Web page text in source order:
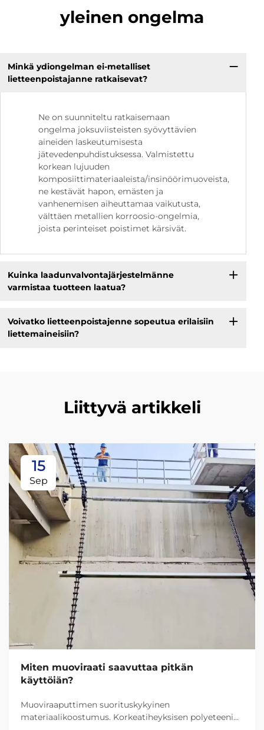
yleinen ongelma
Minkä ydiongelman ei-metalliset
lietteenpoistajanne ratkaisevat?
Ne on suunniteltu ratkaisemaan
ongelma joksuviisteisten syövyttävien
aineiden laskeutumisesta
jätevedenpuhdistuksessa. Valmistettu
korkean lujuuden
komposiittimateriaaleista/insinöörimuoveista,
ne kestävät hapon, emästen ja
vanhenemisen aiheuttamaa vaikutusta,
välttäen metallien korroosio-ongelmia,
joista perinteiset poistimet kärsivät.
Kuinka laadunvalvontajärjestelmänne
varmistaa tuotteen laatua?
Voivatko lietteenpoistajenne sopeutua erilaisiin
liettemaineisiin?
Liittyvä artikkeli
15
Sep
Miten muoviraati saavuttaa pitkän
käyttöiän?
Muoviraaputtimen suorituskykyinen
materiaalikoostumus. Korkeatiheyksisen polyeteenin